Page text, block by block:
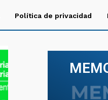
Política de privacidad